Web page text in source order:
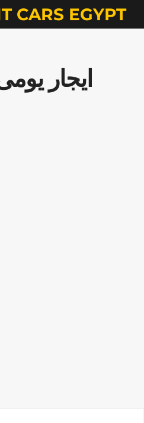
CARS EGYPT
ايجار